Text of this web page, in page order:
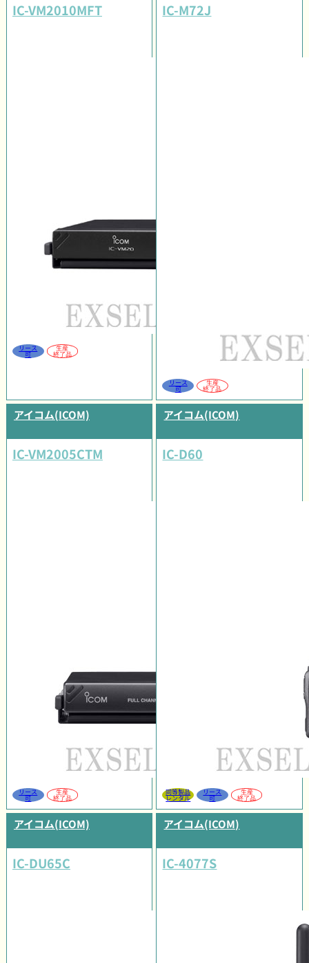
IC-VM2010MFT
リース
可
生産
終了品
IC-M72J
リース
可
生産
終了品
アイコム(ICOM)
IC-VM2005CTM
リース
可
生産
終了品
アイコム(ICOM)
IC-D60
同等製品
レンタル
リース
可
生産
終了品
アイコム(ICOM)
IC-DU65C
アイコム(ICOM)
IC-4077S